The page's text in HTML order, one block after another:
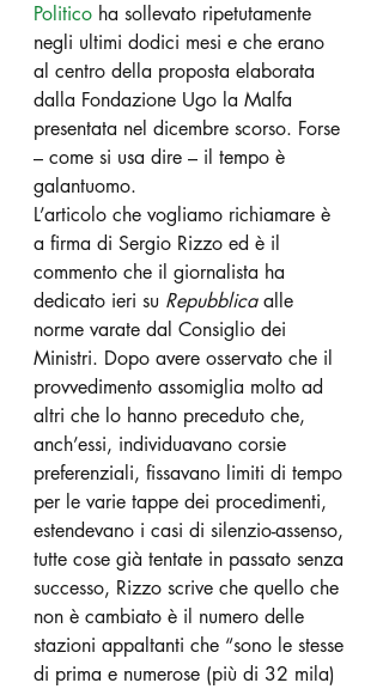
Politico ha sollevato ripetutamente
negli ultimi dodici mesi e che erano
al centro della proposta elaborata
dalla Fondazione Ugo la Malfa
presentata nel dicembre scorso. Forse
– come si usa dire – il tempo è
galantuomo.
L’articolo che vogliamo richiamare è
a firma di Sergio Rizzo ed è il
commento che il giornalista ha
dedicato ieri su Repubblica alle
norme varate dal Consiglio dei
Ministri. Dopo avere osservato che il
provvedimento assomiglia molto ad
altri che lo hanno preceduto che,
anch’essi, individuavano corsie
preferenziali, fissavano limiti di tempo
per le varie tappe dei procedimenti,
estendevano i casi di silenzio-assenso,
tutte cose già tentate in passato senza
successo, Rizzo scrive che quello che
non è cambiato è il numero delle
stazioni appaltanti che “sono le stesse
di prima e numerose (più di 32 mila)